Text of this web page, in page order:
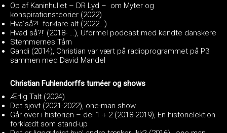
Op af Kaninhullet – DR Lyd – om Myter og
konspirationsteorier (2022)
Hva´så?! forklare alt (2022…)
Hvad så?!’ (2018- …), Uformel podcast med kendte danskere
Stemmernes Tårn
Gandi (2014), Christian var vært på radioprogrammet på P3
sammen med David Mandel
Christian Fuhlendorffs turnéer og shows
Ærlig Talt (2024)
Det sjovt (2021-2022), one-man show
Går over i historien – del 1 + 2 (2018-2019), En historielektion
forklædt som stand-up